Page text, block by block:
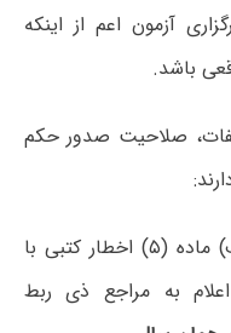
آزمون اعم از اینکه
باشد.
صلاحیت صدور حکم
الف- درمورد مشمولان بند (الف) ماده (۵) اخطار کتبی با
به مراجع ذی ربط